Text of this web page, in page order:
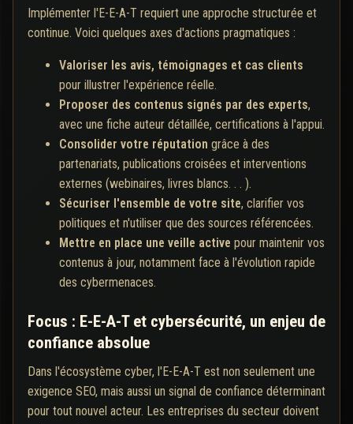
Implémenter l'E-E-A-T requiert une approche structurée et
continue. Voici quelques axes d'actions pragmatiques :
Valoriser les avis, témoignages et cas clients
pour illustrer l'expérience réelle.
Proposer des contenus signés par des experts,
avec une fiche auteur détaillée, certifications à l'appui.
Consolider votre réputation grâce à des
partenariats, publications croisées et interventions
externes (webinaires, livres blancs. . . ).
Sécuriser l'ensemble de votre site, clarifier vos
politiques et n'utiliser que des sources référencées.
Mettre en place une veille active pour maintenir vos
contenus à jour, notamment face à l'évolution rapide
des cybermenaces.
Focus : E-E-A-T et cybersécurité, un enjeu de
confiance absolue
Dans l'écosystème cyber, l'E-E-A-T est non seulement une
exigence SEO, mais aussi un signal de confiance déterminant
pour tout nouvel acteur. Les entreprises du secteur doivent